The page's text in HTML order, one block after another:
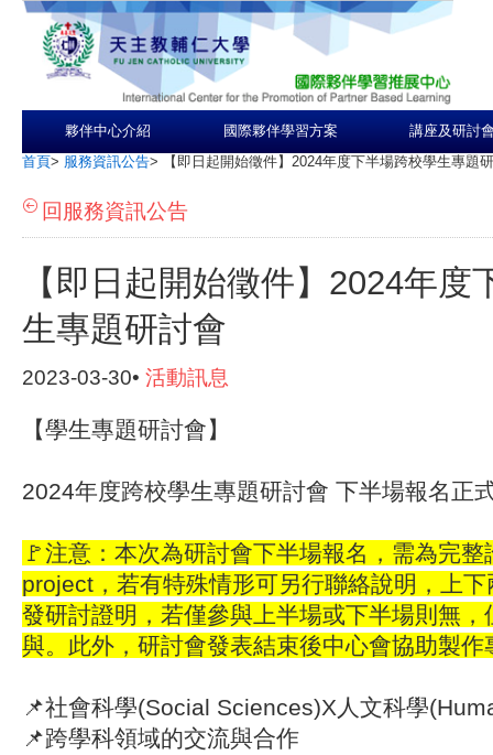
夥伴中心介紹 國際夥伴學習方案 講座及研討
首頁> 服務資訊公告> 【即日起開始徵件】2024年度下半場跨校學生專題
回服務資訊公告
【即日起開始徵件】2024年度
生專題研討會
2023-03-30• 活動訊息
【學生專題研討會】
2024年度跨校學生專題研討會 下半場報名正
🚩注意：本次為研討會下半場報名，需為完
project，若有特殊情形可另行聯絡說明，上
發研討證明，若僅參與上半場或下半場則無，
與。此外，研討會發表結束後中心會協助製作
📌社會科學(Social Sciences)X人文科學
📌跨學科領域的交流與合作